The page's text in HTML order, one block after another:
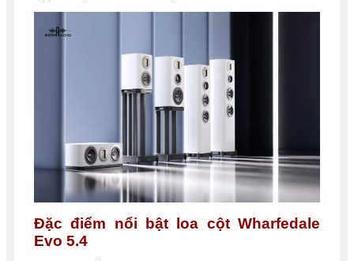
Đặc điểm nổi bật loa cột Wharfedale
Evo 5.4